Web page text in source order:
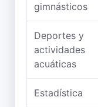
gimnásticos
Deportes y
actividades
acuáticas
Estadística